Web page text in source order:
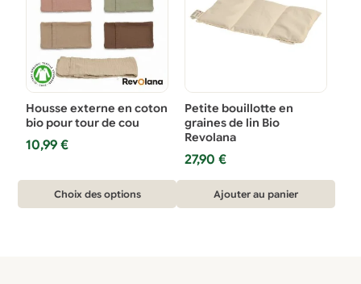
options
être
choisies
sur
la
page
produit
options
sur
la
page
du
produit
Housse externe en coton
bio pour tour de cou
10,99€
Choix des options
produit
Petite bouillotte en
graines de lin Bio
Revolana
27,90 €
Ajouter au panier